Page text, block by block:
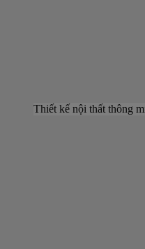
Thiết kế nội thất thông